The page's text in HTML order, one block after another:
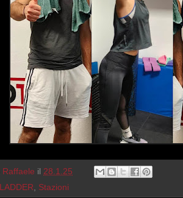
Raffaele il 28.1.25
LADDER, Stazioni